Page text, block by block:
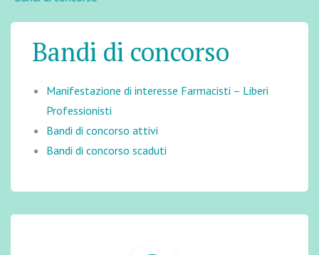
Bandi di concorso
Manifestazione di interesse Farmacisti – Liberi
Professionisti
Bandi di concorso attivi
Bandi di concorso scaduti